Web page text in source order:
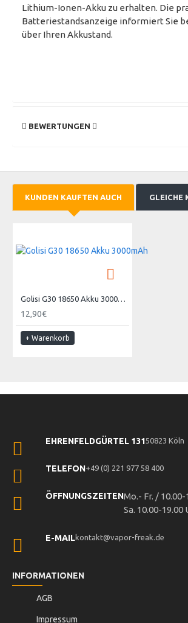
Lithium-Ionen-Akku zu erhalten. Die
Batteriestandsanzeige informiert Sie
über Ihren Akkustand.
BEWERTUNGEN
KUNDEN KAUFTEN AUCH GLEICHE
12,90€
+ Warenkorb
EHRENFELDGÜRTEL 13150823 Köln
TELEFON+49 (0) 221 977 58 400
ÖFFNUNGSZEITENMo.- Fr. /
Sa. 10.00-19.00
E-MAILkontakt@vapor-freak.de
INFORMATIONEN
AGB
Impressum